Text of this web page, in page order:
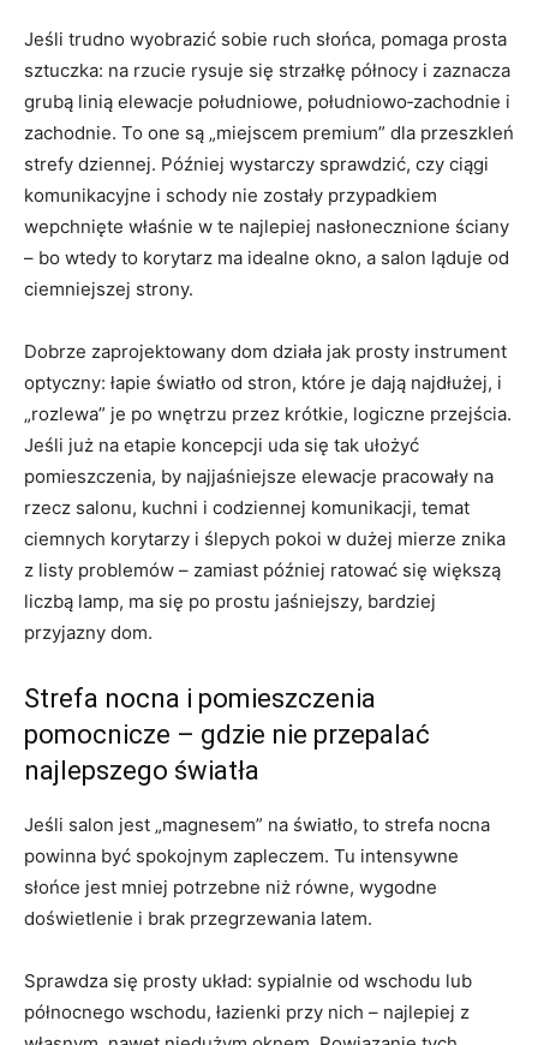
Jeśli trudno wyobrazić sobie ruch słońca, pomaga prosta
sztuczka: na rzucie rysuje się strzałkę północy i zaznacza
grubą linią elewacje południowe, południowo‑zachodnie i
zachodnie. To one są „miejscem premium” dla przeszkleń
strefy dziennej. Później wystarczy sprawdzić, czy ciągi
komunikacyjne i schody nie zostały przypadkiem
wepchnięte właśnie w te najlepiej nasłonecznione ściany
– bo wtedy to korytarz ma idealne okno, a salon ląduje od
ciemniejszej strony.
Dobrze zaprojektowany dom działa jak prosty instrument
optyczny: łapie światło od stron, które je dają najdłużej, i
„rozlewa” je po wnętrzu przez krótkie, logiczne przejścia.
Jeśli już na etapie koncepcji uda się tak ułożyć
pomieszczenia, by najjaśniejsze elewacje pracowały na
rzecz salonu, kuchni i codziennej komunikacji, temat
ciemnych korytarzy i ślepych pokoi w dużej mierze znika
z listy problemów – zamiast później ratować się większą
liczbą lamp, ma się po prostu jaśniejszy, bardziej
przyjazny dom.
Strefa nocna i pomieszczenia
pomocnicze – gdzie nie przepalać
najlepszego światła
Jeśli salon jest „magnesem” na światło, to strefa nocna
powinna być spokojnym zapleczem. Tu intensywne
słońce jest mniej potrzebne niż równe, wygodne
doświetlenie i brak przegrzewania latem.
Sprawdza się prosty układ: sypialnie od wschodu lub
północnego wschodu, łazienki przy nich – najlepiej z